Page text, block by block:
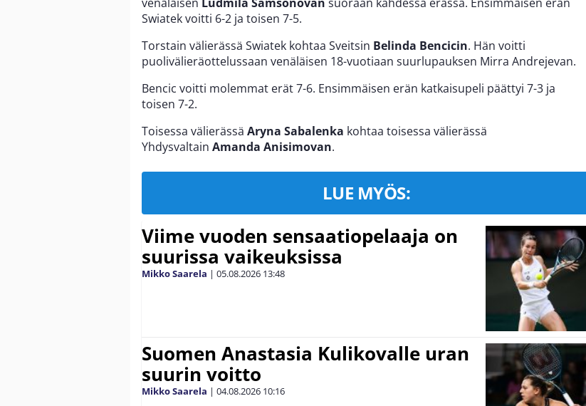
Swiatek voitti 6-2 ja toisen 7-5.
Torstain välierässä Swiatek kohtaa Sveitsin Belinda Bencicin. Hän voitti
puolivälieräottelussaan venäläisen 18-vuotiaan suurlupauksen Mirra Andrejevan.
Bencic voitti molemmat erät 7-6. Ensimmäisen erän katkaisupeli päättyi 7-3 ja
toisen 7-2.
Toisessa välierässä Aryna Sabalenka kohtaa toisessa välierässä
Yhdysvaltain Amanda Anisimovan.
LUE MYÖS:
Viime vuoden sensaatiopelaaja on
suurissa vaikeuksissa
Mikko Saarela | 05.08.2026 13:48
Suomen Anastasia Kulikovalle uran
suurin voitto
Mikko Saarela | 04.08.2026 10:16